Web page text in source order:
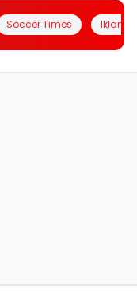
Soccer Times Iklanin